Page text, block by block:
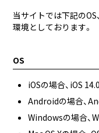
当サイトでは下記の
環境としております。
OS
iOSの場合、iOS
Androidの場合、
Windowsの場合、